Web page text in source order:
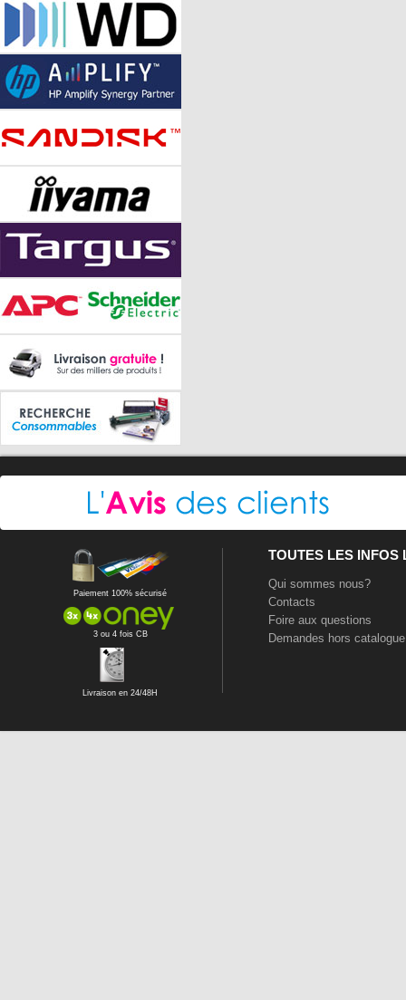
Paiement 100% sécurisé
3 ou 4 fois CB
Livraison en 24/48H
TOUTES LES INFOS
Qui sommes nous?
Contacts
Foire aux questions
Demandes hors catalogue